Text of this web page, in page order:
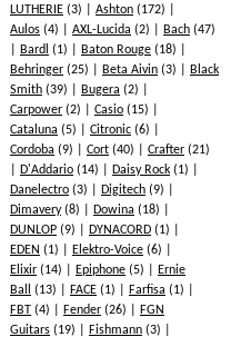
LUTHERIE (3) Ashton (172)
Aulos (4) AXL-Lucida (2) Bach (47)
Bardl (1) Baton Rouge (18)
Behringer (25) Beta Aivin (3)
Black
Smith (39) Bugera (2)
Carpower (2) Casio (15)
Cataluna (5) Citronic (6)
Cordoba (9) Cort (40) Crafter (21)
D'Addario (14) Daisy Rock (1)
Danelectro (3) Digitech (9)
Dimavery(8) Dowina (18)
DUNLOP (9) DYNACORD (1)
EDEN (1) Elektro-Voice (6)
Elixir (14) Epiphone (5)
Ernie
Ball
(13) FACE (1) Farfisa (1)
FBT (4) Fender (26)
FGN
Guitars (19) Fishmann (3)